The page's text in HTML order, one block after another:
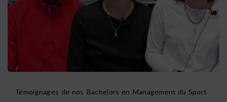
Témoignages de nos Bachelors en Management du Sport